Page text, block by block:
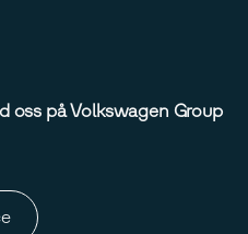
oss på Volkswagen Group